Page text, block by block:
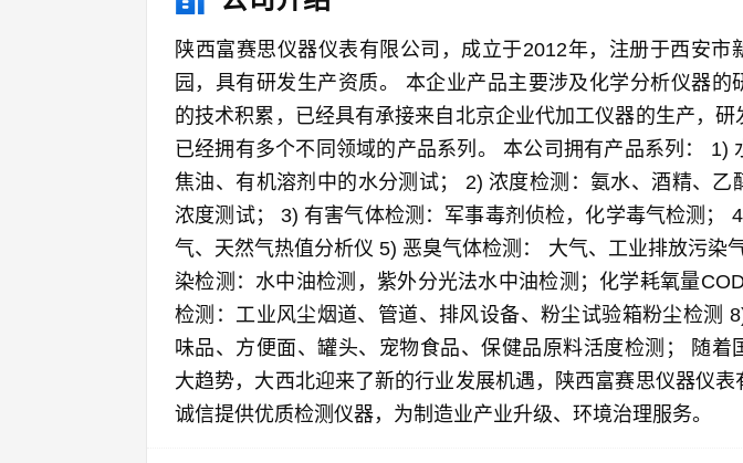
陕西富赛思仪器仪表有限公司，成立于2012年，注册于西安市
园，具有研发生产资质。 本企业产品主要涉及化学分析仪器的
的技术积累，已经具有承接来自北京企业代加工仪器的生产，研
已经拥有多个不同领域的产品系列。 本公司拥有产品系列： 1)
焦油、有机溶剂中的水分测试； 2) 浓度检测：氨水、酒精、乙
浓度测试； 3) 有害气体检测：军事毒剂侦检，化学毒气检测；
气、天然气热值分析仪 5) 恶臭气体检测： 大气、工业排放污染
染检测：水中油检测，紫外分光法水中油检测；化学耗氧量
检测：工业风尘烟道、管道、排风设备、粉尘试验箱粉尘检测
味品、方便面、罐头、宠物食品、保健品原料活度检测； 随着
大趋势，大西北迎来了新的行业发展机遇，陕西富赛思仪器仪表
诚信提供优质检测仪器，为制造业产业升级、环境治理服务。